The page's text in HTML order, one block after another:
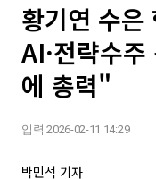
황기연 수은
AI·전략수
에 총력"
입력 2026-02-11 14:29
박민석 기자